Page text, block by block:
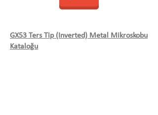
GX53 Ters Tip (Inverted) Metal Mikroskobu
Kataloğu